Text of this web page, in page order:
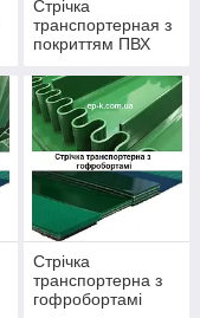
Стрічка
транспортерная з
покриттям ПВХ
Стрічка
транспортерна з
гофробортамі